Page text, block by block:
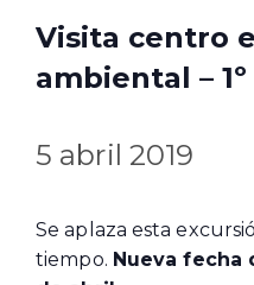
Visita centro
ambiental –
5 abril 2019
Se aplaza esta
tiempo. Nueva fecha